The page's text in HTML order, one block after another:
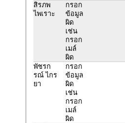
สิรภพ
ไพเราะ
กรอก
ข้อมูล
ผิด
เช่น
กรอก
เมล์
ผิด
พัชรก
รณ์ ไกร
ยา
กรอก
ข้อมูล
ผิด
เช่น
กรอก
เมล์
ผิด